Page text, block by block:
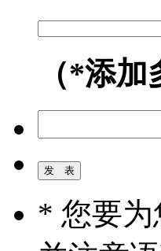
（*添
* 您要为